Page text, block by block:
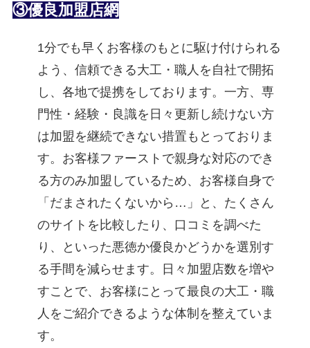
③優良加盟店網
1分でも早くお客様のもとに駆け付けられる
よう、信頼できる大工・職人を自社で開拓
し、各地で提携をしております。一方、専
門性・経験・良識を日々更新し続けない方
は加盟を継続できない措置もとっておりま
す。お客様ファーストで親身な対応のでき
る方のみ加盟しているため、お客様自身で
「だまされたくないから…」と、たくさん
のサイトを比較したり、口コミを調べた
り、といった悪徳か優良かどうかを選別す
る手間を減らせます。日々加盟店数を増や
すことで、お客様にとって最良の大工・職
人をご紹介できるような体制を整えていま
す。